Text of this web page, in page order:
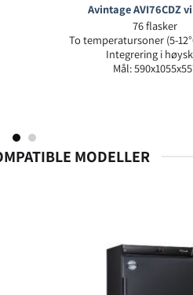
Avintage AVI76CDZ
76 flasker
To temperatursoner (5-
Integrering i
Mål:
MODELLER